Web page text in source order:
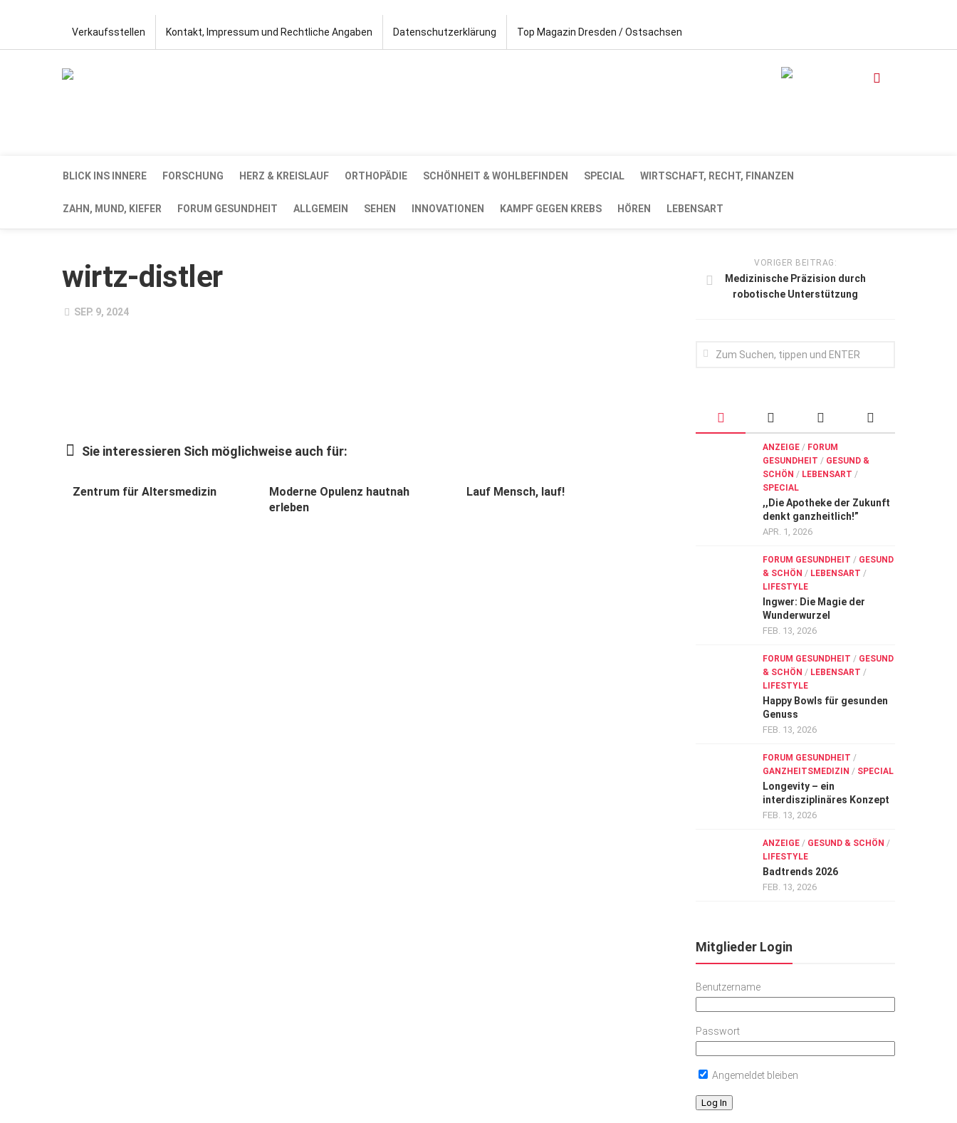
Verkaufsstellen Kontakt, Impressum und Rechtliche Angaben Datenschutzerklärung Top Magazin Dresden / Ostsachsen
BLICK INS INNERE FORSCHUNG HERZ & KREISLAUF ORTHOPÄDIE SCHÖNHEIT & WOHLBEFINDEN SPECIAL WIRTSCHAFT, RECHT, FINANZEN
ZAHN, MUND, KIEFER FORUM GESUNDHEIT ALLGEMEIN SEHEN INNOVATIONEN KAMPF GEGEN KREBS HÖREN LEBENSART
wirtz-distler
SEP. 9, 2024
Sie interessieren Sich möglichweise auch für:
Zentrum für Altersmedizin
Moderne Opulenz hautnah
erleben
Lauf Mensch, lauf!
VORIGER BEITRAG:
Medizinische Präzision durch
robotische Unterstützung
ANZEIGE / FORUM
GESUNDHEIT / GESUND &
SCHÖN / LEBENSART /
SPECIAL
,,Die Apotheke der Zukunft
denkt ganzheitlich!”
APR. 1, 2026
FORUM GESUNDHEIT / GESUND
& SCHÖN / LEBENSART /
LIFESTYLE
Ingwer: Die Magie der
Wunderwurzel
FEB. 13, 2026
FORUM GESUNDHEIT / GESUND
& SCHÖN / LEBENSART /
LIFESTYLE
Happy Bowls für gesunden
Genuss
FEB. 13, 2026
FORUM GESUNDHEIT /
GANZHEITSMEDIZIN / SPECIAL
Longevity – ein
interdisziplinäres Konzept
FEB. 13, 2026
ANZEIGE / GESUND & SCHÖN /
LIFESTYLE
Badtrends 2026
FEB. 13, 2026
Mitglieder Login
Benutzername
Passwort
Angemeldet bleiben